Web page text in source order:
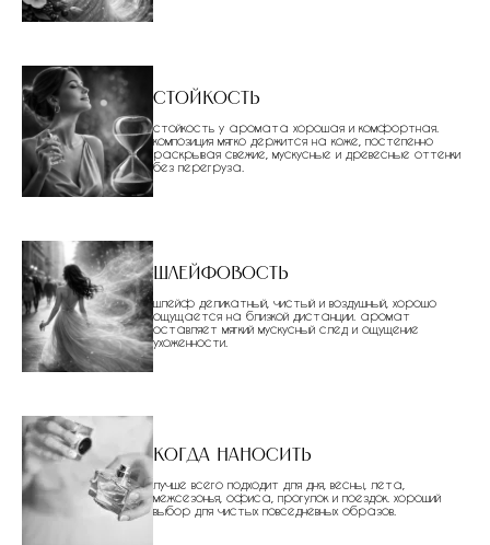
Стойкость
стойкость у аромата хорошая и комфортная.
композиция мягко держится на коже, постепенно
раскрывая свежие, мускусные и древесные оттенки
без перегруза.
Шлейфовость
шлейф деликатный, чистый и воздушный, хорошо
ощущается на близкой дистанции. аромат
оставляет мягкий мускусный след и ощущение
ухоженности.
Когда наносить
лучше всего подходит для дня, весны, лета,
межсезонья, офиса, прогулок и поездок. хороший
выбор для чистых повседневных образов.